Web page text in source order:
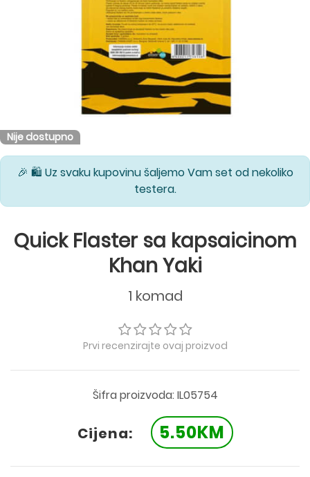
Nije dostupno
🎉 🛍️ Uz svaku kupovinu šaljemo Vam set od nekoliko
testera.
Quick Flaster sa kapsaicinom
Khan Yaki
1 komad
Prvi recenzirajte ovaj proizvod
Šifra proizvoda: IL05754
Cijena: 5.50KM